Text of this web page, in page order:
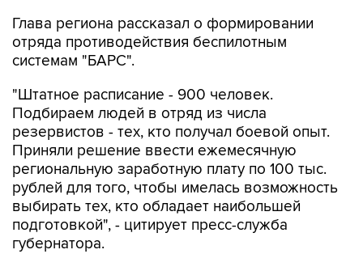
Глава региона рассказал о формировании
отряда противодействия беспилотным
системам "БАРС".
"Штатное расписание - 900 человек.
Подбираем людей в отряд из числа
резервистов - тех, кто получал боевой опыт.
Приняли решение ввести ежемесячную
региональную заработную плату по 100 тыс.
рублей для того, чтобы имелась возможность
выбирать тех, кто обладает наибольшей
подготовкой", - цитирует пресс-служба
губернатора.